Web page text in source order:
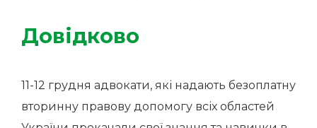
Довідково
11-12 грудня адвокати, які надають безоплатну
вторинну правову допомогу всіх областей